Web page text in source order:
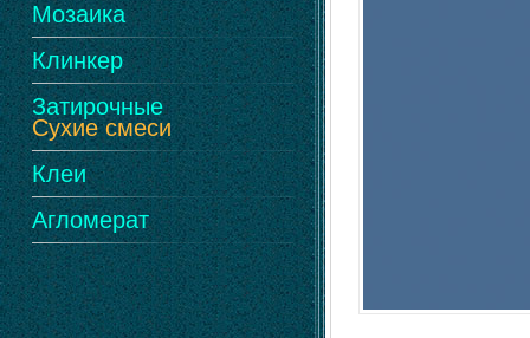
Мозаика
Клинкер
Затирочные
Сухие смеси
Клеи
Агломерат